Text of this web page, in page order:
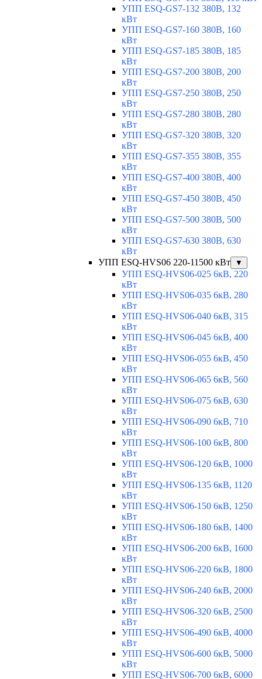
УПП ESQ-GS7-132 380В, 132
кВт
УПП ESQ-GS7-160 380В, 160
кВт
УПП ESQ-GS7-185 380В, 185
кВт
УПП ESQ-GS7-200 380В, 200
кВт
УПП ESQ-GS7-250 380В, 250
кВт
УПП ESQ-GS7-280 380В, 280
кВт
УПП ESQ-GS7-320 380В, 320
кВт
УПП ESQ-GS7-355 380В, 355
кВт
УПП ESQ-GS7-400 380В, 400
кВт
УПП ESQ-GS7-450 380В, 450
кВт
УПП ESQ-GS7-500 380В, 500
кВт
УПП ESQ-GS7-630 380В, 630
кВт
УПП ESQ-HVS06 220-11500 кВт
▼
УПП ESQ-HVS06-025 6кВ, 220
кВт
УПП ESQ-HVS06-035 6кВ, 280
кВт
УПП ESQ-HVS06-040 6кВ, 315
кВт
УПП ESQ-HVS06-045 6кВ, 400
кВт
УПП ESQ-HVS06-055 6кВ, 450
кВт
УПП ESQ-HVS06-065 6кВ, 560
кВт
УПП ESQ-HVS06-075 6кВ, 630
кВт
УПП ESQ-HVS06-090 6кВ, 710
кВт
УПП ESQ-HVS06-100 6кВ, 800
кВт
УПП ESQ-HVS06-120 6кВ, 1000
кВт
УПП ESQ-HVS06-135 6кВ, 1120
кВт
УПП ESQ-HVS06-150 6кВ, 1250
кВт
УПП ESQ-HVS06-180 6кВ, 1400
кВт
УПП ESQ-HVS06-200 6кВ, 1600
кВт
УПП ESQ-HVS06-220 6кВ, 1800
кВт
УПП ESQ-HVS06-240 6кВ, 2000
кВт
УПП ESQ-HVS06-320 6кВ, 2500
кВт
УПП ESQ-HVS06-490 6кВ, 4000
кВт
УПП ESQ-HVS06-600 6кВ, 5000
кВт
УПП ESQ-HVS06-700 6кВ, 6000